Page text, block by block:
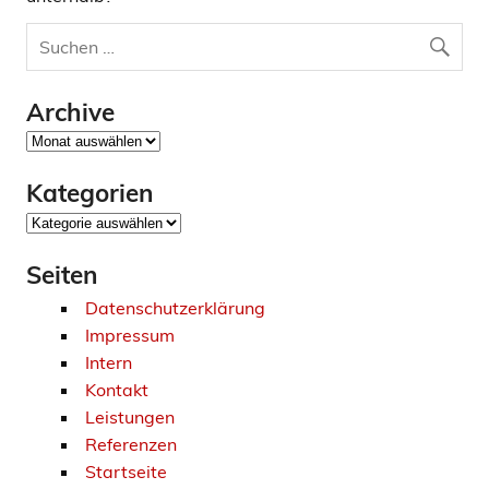
Archive
Archive
Kategorien
Kategorien
Seiten
Datenschutzerklärung
Impressum
Intern
Kontakt
Leistungen
Referenzen
Startseite